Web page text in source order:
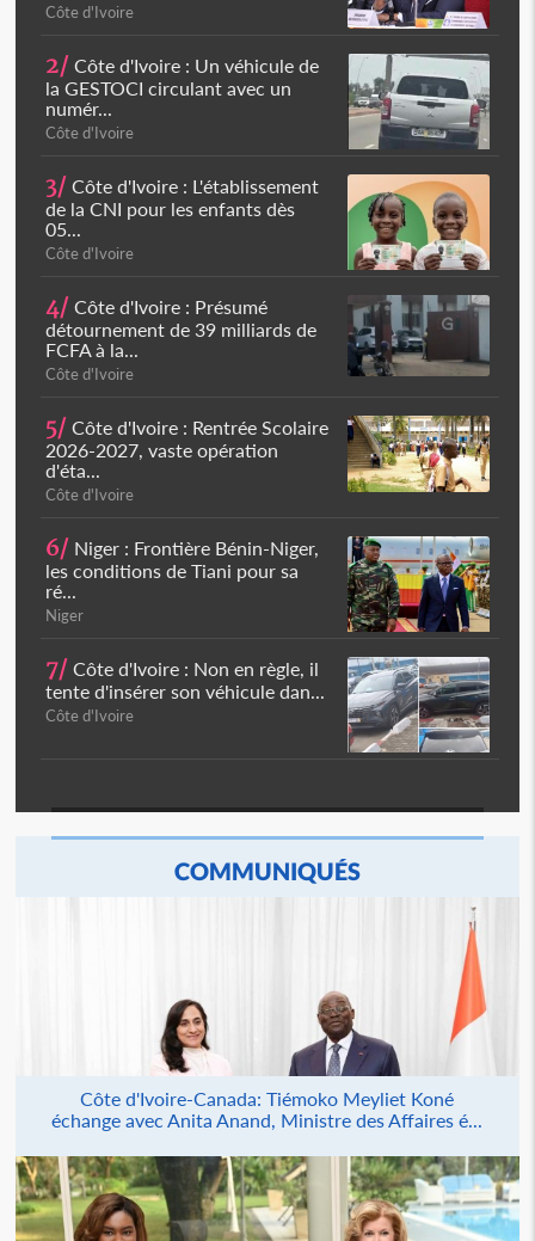
Côte d'Ivoire
2/ Côte d'Ivoire : Un véhicule de
la GESTOCI circulant avec un
numér...
Côte d'Ivoire
3/ Côte d'Ivoire : L'établissement
de la CNI pour les enfants dès
05...
Côte d'Ivoire
4/ Côte d'Ivoire : Présumé
détournement de 39 milliards de
FCFA à la...
Côte d'Ivoire
5/ Côte d'Ivoire : Rentrée Scolaire
2026-2027, vaste opération
d'éta...
Côte d'Ivoire
6/ Niger : Frontière Bénin-Niger,
les conditions de Tiani pour sa
ré...
Niger
7/ Côte d'Ivoire : Non en règle, il
tente d'insérer son véhicule dan...
Côte d'Ivoire
COMMUNIQUÉS
Côte d'Ivoire-Canada: Tiémoko Meyliet Koné
échange avec Anita Anand, Ministre des Affaires é...